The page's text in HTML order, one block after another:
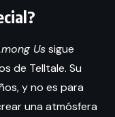
Ussigue
de Telltale. Su
y no es para
una atmósfera